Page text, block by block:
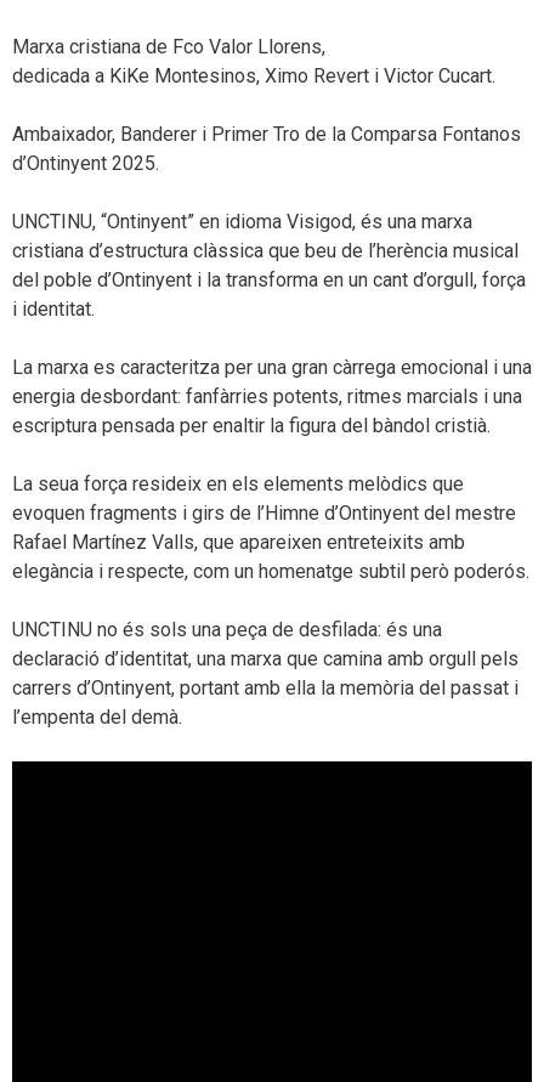
Marxa cristiana de Fco Valor Llorens,
dedicada a KiKe Montesinos, Ximo Revert i Victor Cucart.
Ambaixador, Banderer i Primer Tro de la Comparsa Fontanos
d’Ontinyent 2025.
UNCTINU, “Ontinyent” en idioma Visigod, és una marxa
cristiana d’estructura clàssica que beu de l’herència musical
del poble d’Ontinyent i la transforma en un cant d’orgull, força
i identitat.
La marxa es caracteritza per una gran càrrega emocional i una
energia desbordant: fanfàrries potents, ritmes marcials i una
escriptura pensada per enaltir la figura del bàndol cristià.
La seua força resideix en els elements melòdics que
evoquen fragments i girs de l’Himne d’Ontinyent del mestre
Rafael Martínez Valls, que apareixen entreteixits amb
elegància i respecte, com un homenatge subtil però poderós.
UNCTINU no és sols una peça de desfilada: és una
declaració d’identitat, una marxa que camina amb orgull pels
carrers d’Ontinyent, portant amb ella la memòria del passat i
l’empenta del demà.